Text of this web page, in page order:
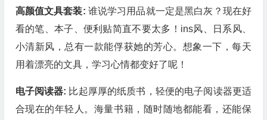
高颜值文具套装: 谁说学习用品就一定是黑白灰？现在好
看的笔、本子、便利贴简直不要太多！ins风、日系风、
小清新风，总有一款能俘获她的芳心。想象一下，每天
用着漂亮的文具，学习心情都变好了呢！
电子阅读器: 比起厚厚的纸质书，轻便的电子阅读器更适
合现在的年轻人。海量书籍，随时随地都能看，还能保